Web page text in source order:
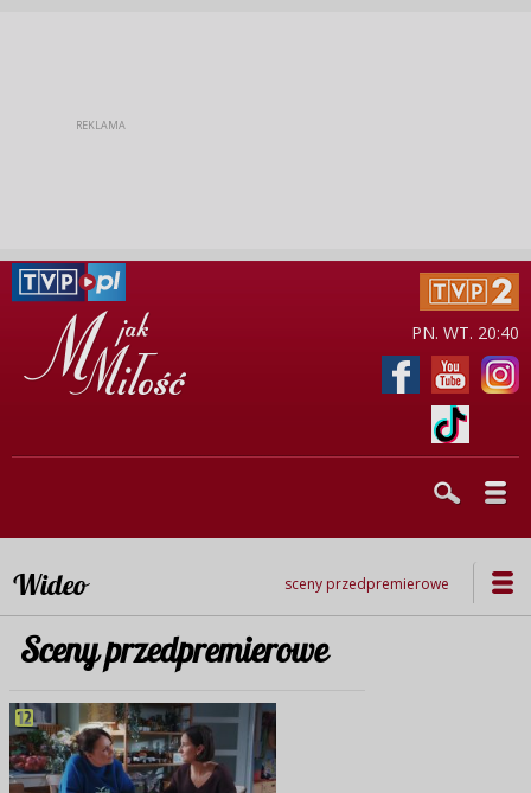
PN. WT. 20:40
Wideo sceny przedpremierowe
Sceny przedpremierowe